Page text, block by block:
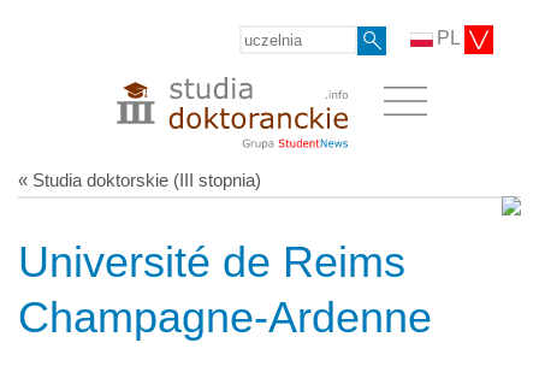
PL
« Studia doktorskie (III stopnia)
Université de Reims
Champagne-Ardenne